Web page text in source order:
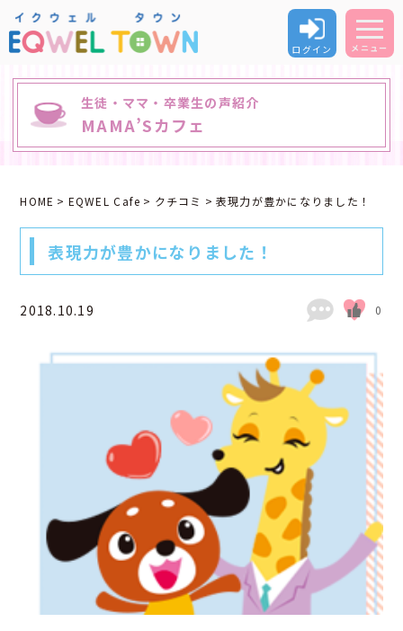
ログイン メニュー
生徒・ママ・卒業生の声紹介
MAMA’Sカフェ
HOME EQWEL Cafe クチコミ 表現力が豊かになりました！
表現力が豊かになりました！
2018.10.19 0